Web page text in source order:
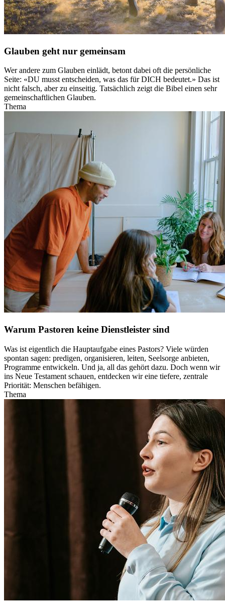
Glauben geht nur gemeinsam
Wer andere zum Glauben einlädt, betont dabei oft die persönliche
Seite: «DU musst entscheiden, was das für DICH bedeutet.» Das ist
nicht falsch, aber zu einseitig. Tatsächlich zeigt die Bibel einen sehr
gemeinschaftlichen Glauben.
Thema
Warum Pastoren keine Dienstleister sind
Was ist eigentlich die Hauptaufgabe eines Pastors? Viele würden
spontan sagen: predigen, organisieren, leiten, Seelsorge anbieten,
Programme entwickeln. Und ja, all das gehört dazu. Doch wenn wir
ins Neue Testament schauen, entdecken wir eine tiefere, zentrale
Priorität: Menschen befähigen.
Thema